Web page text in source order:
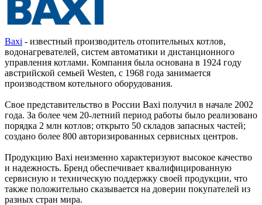
Baxi - известный производитель отопительных котлов,
водонагревателей, систем автоматики и дистанционного
управления котлами. Компания была основана в 1924 году
австрийской семьей Westen, с 1968 года занимается
производством котельного оборудования.
Свое представительство в России Baxi получил в начале 2002
года. За более чем 20-летний период работы было реализовано
порядка 2 млн котлов; открыто 50 складов запасных частей;
создано более 800 авторизированных сервисных центров.
Продукцию Baxi неизменно характеризуют высокое качество
и надежность. Бренд обеспечивает квалифицированную
сервисную и техническую поддержку своей продукции, что
также положительно сказывается на доверии покупателей из
разных стран мира.